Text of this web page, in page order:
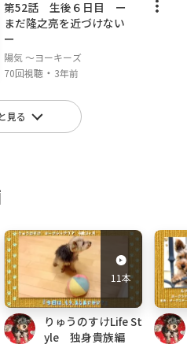
第52話 生後６日目 ー
まだ隆之亮を近づけない
ー
陽気 ～ヨーキーズ
70回視聴 ・ 3年前
見る
11本
りゅうのすけLife St
yle 独身貴族編